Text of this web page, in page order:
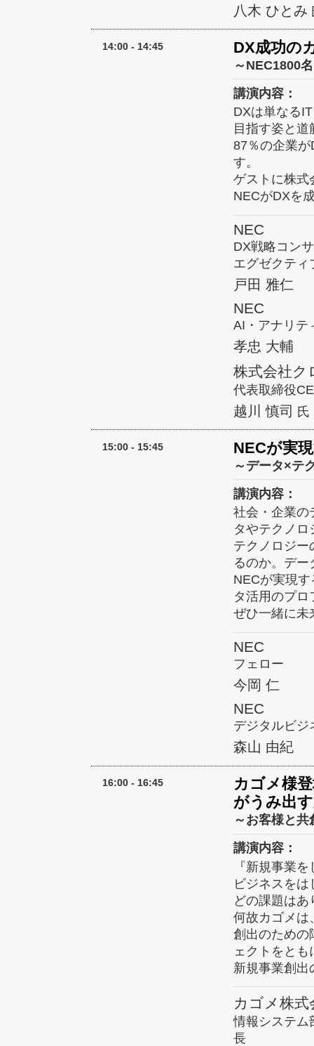
八木 ひとみ
14:00 - 14:45 DX成功の
～NEC1800
講演内容：
DXは単なる
目指す姿と
87％の企業
す。
ゲストに株式
NECがDXを
NEC
DX戦略コン
エグゼクティ
戸田 雅仁
NEC
AI・アナリテ
孝忠 大輔
株式会社ク
代表取締役
越川 慎司 氏
15:00 - 15:45 NECが実
～データ×テ
講演内容：
社会・企業の
タやテクノ
テクノロジー
るのか。デ
NECが実現
タ活用のプ
ぜひ一緒に未
NEC
フェロー
今岡 仁
NEC
デジタルビジ
森山 由紀
16:00 - 16:45
カゴメ様
がうみ出
～お客様と
講演内容：
『新規事業
ビジネスを
どの課題は
何故カゴメは
創出のための
ェクトをと
新規事業創出
カゴメ株式
情報システム
長